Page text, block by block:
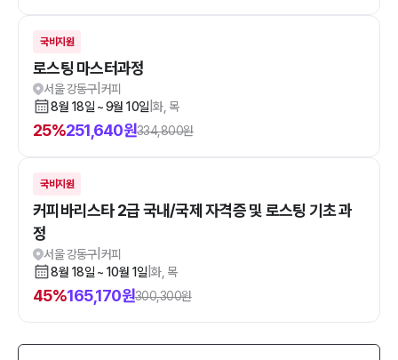
국비지원
로스팅 마스터과정
서울 강동구 커피
8월 18일 ~ 9월 10일 화, 목
25%251,640원334,800원
국비지원
커피바리스타 2급 국내/국제 자격증 및 로스팅 기초 과
정
서울 강동구 커피
8월 18일 ~ 10월 1일 화, 목
45%165,170원300,300원